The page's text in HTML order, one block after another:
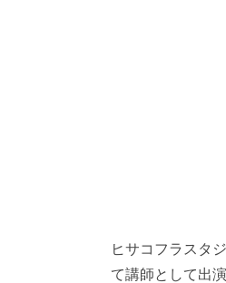
ヒサコフラスタ
て講師として出